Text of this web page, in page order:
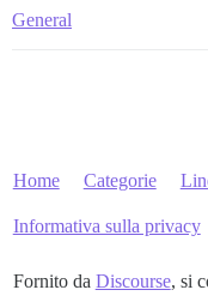
General
Home Categorie
Informativa sulla privacy
Fornito da Discourse, si